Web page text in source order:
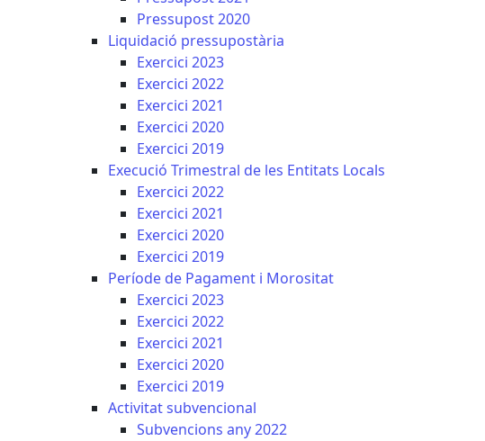
Pressupost 2020
Liquidació pressupostària
Exercici 2023
Exercici 2022
Exercici 2021
Exercici 2020
Exercici 2019
Execució Trimestral de les Entitats Locals
Exercici 2022
Exercici 2021
Exercici 2020
Exercici 2019
Període de Pagament i Morositat
Exercici 2023
Exercici 2022
Exercici 2021
Exercici 2020
Exercici 2019
Activitat subvencional
Subvencions any 2022